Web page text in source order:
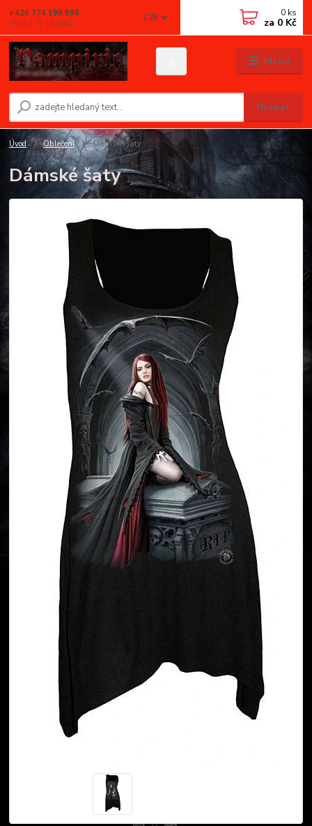
Menu
CZK
Hledat
+420 774 198 598
(Po-Pá, 9-16 hod.)
0 ks
za 0 Kč
Úvod Oblečení Dámské šaty
Dámské šaty